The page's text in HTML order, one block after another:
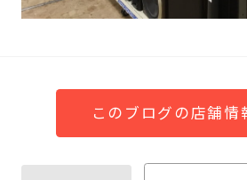
このブログの店舗情